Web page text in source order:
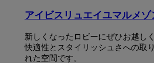
アイビスリュエイユマルメ
新しくなったロビーにぜひお越し
快適性とスタイリッシュさへの取
れた空間です。